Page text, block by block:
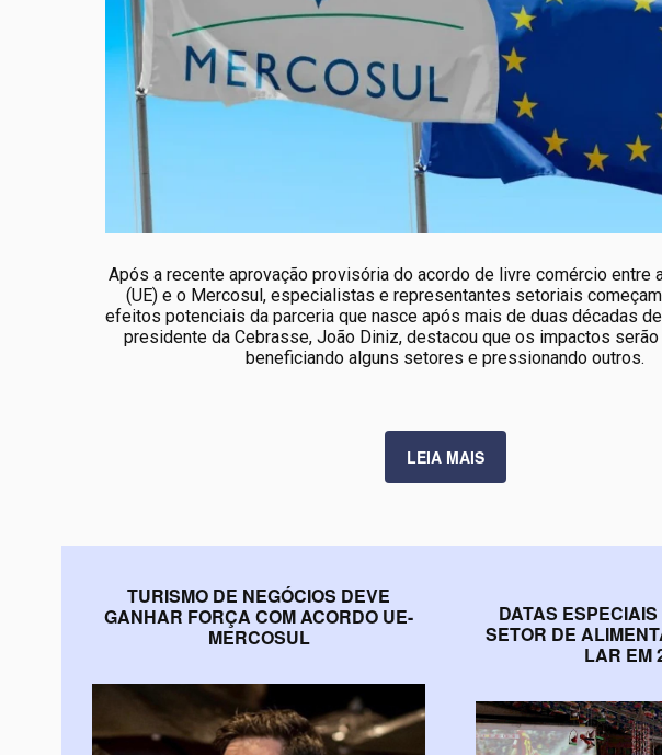
Após a recente aprovação provisória do acordo de livre comércio entre
(UE) e o Mercosul, especialistas e representantes setoriais
efeitos potenciais da parceria que nasce após mais de duas décadas
presidente da Cebrasse, João Diniz, destacou que os impactos
beneficiando alguns setores e pressionando outros.
LEIA MAIS
TURISMO DE NEGÓCIOS DEVE
GANHAR FORÇA COM ACORDO UE-
MERCOSUL
DATAS
SETOR DE
LAR EM